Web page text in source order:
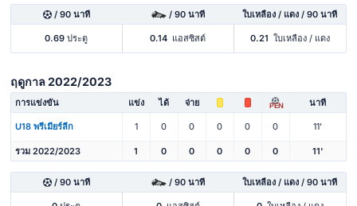
/ 90 นาที / 90 นาที ใบเหลือง / แดง / 90 นาที
0.69 ประตู 0.14 แอสซิสต์ 0.21 ใบเหลือง / แดง
ฤดูกาล 2022/2023
การแข่งขัน แข่ง ได้ จ่าย PEN นาที
U18 พรีเมียร์ลีก 1 0 0 0 0 0 11'
รวม 2022/2023 1 0 0 0 0 0 11'
/ 90 นาที / 90 นาที ใบเหลือง / แดง / 90 นาที